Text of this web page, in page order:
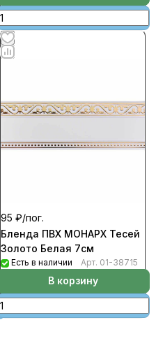
95 ₽/пог.
Бленда ПВХ МОНАРХ Тесей
Золото Белая 7см
Есть в наличии Арт. 01-38715
В корзину